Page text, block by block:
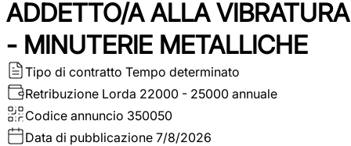
ADDETTO/A ALLA VIBRATURA
- MINUTERIE METALLICHE
Tipo di contratto Tempo determinato
Retribuzione Lorda 22000 - 25000 annuale
Codice annuncio 350050
Data di pubblicazione 7/8/2026